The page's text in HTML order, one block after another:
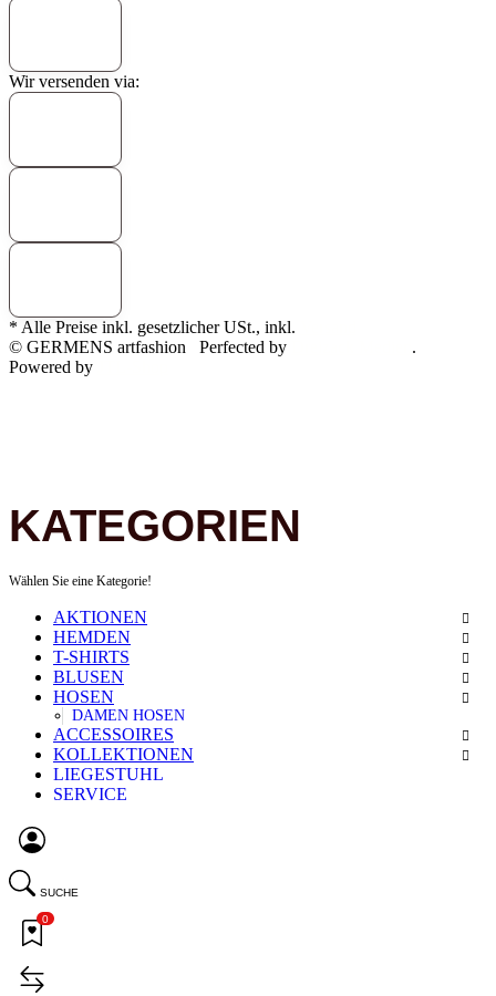
Wir versenden via:
* Alle Preise inkl. gesetzlicher USt., inkl.
© GERMENS artfashion
Perfected by
.
Powered by
KATEGORIEN
Wählen Sie eine Kategorie!
AKTIONEN
HEMDEN
T-SHIRTS
BLUSEN
HOSEN
DAMEN HOSEN
ACCESSOIRES
KOLLEKTIONEN
LIEGESTUHL
SERVICE
SUCHE
0